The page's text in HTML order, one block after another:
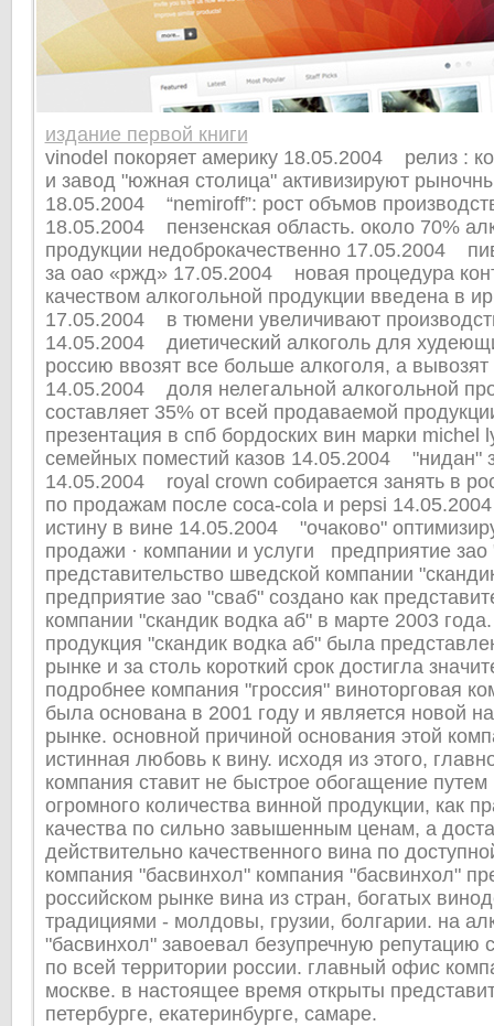
издание первой книги
vinodel покоряет америку 18.05.2004 релиз :
и завод "южная столица" активизируют
18.05.2004 “nemiroff”: рост объмов
18.05.2004 пензенская область. около 70%
продукции недоброкачественно 17.05.2004
за оао «ржд» 17.05.2004 новая процедура
качеством алкогольной продукции введена в
17.05.2004 в тюмени увеличивают
14.05.2004 диетический алкоголь для
россию ввозят все больше алкоголя, а
14.05.2004 доля нелегальной алкогольной
составляет 35% от всей продаваемой
презентация в спб бордоских вин марки michel
семейных поместий казов 14.05.2004 "нидан"
14.05.2004 royal crown собирается занять в
по продажам после coca-cola и pepsi
истину в вине 14.05.2004 "очаково"
продажи · компании и услуги предприятие зао
представительство шведской компании
предприятие зао "сваб" создано как
компании "скандик водка аб" в марте 2003
продукция "скандик водка аб" была
рынке и за столь короткий срок достигла
подробнее компания "гроссия" виноторговая
была основана в 2001 году и является новой
рынке. основной причиной основания этой
истинная любовь к вину. исходя из этого,
компания ставит не быстрое обогащение
огромного количества винной продукции, как
качества по сильно завышенным ценам, а
действительно качественного вина по
компания "басвинхол" компания "басвинхол"
российском рынке вина из стран, богатых
традициями - молдовы, грузии, болгарии. на
"басвинхол" завоевал безупречную репутацию
по всей территории россии. главный офис
москве. в настоящее время открыты
петербурге, екатеринбурге, самаре.